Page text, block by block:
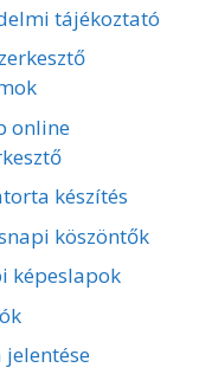
tájékoztató
online
készítés
köszöntők
képeslapok